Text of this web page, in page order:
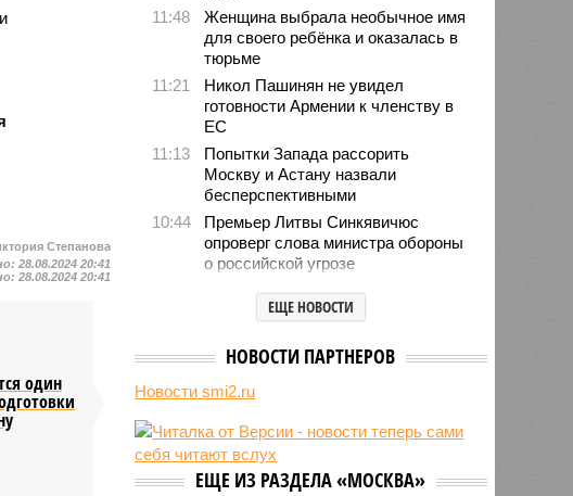
Степанова
28.08.2024 20:41
28.08.2024 20:41
один
11:48
Женщина выбрала необычное имя
для своего ребёнка и оказалась в
тюрьме
11:21
Никол Пашинян не увидел
готовности Армении к членству в
ЕС
11:13
Попытки Запада рассорить
Москву и Астану назвали
бесперспективными
10:44
Премьер Литвы Синкявичюс
опроверг слова министра обороны
о российской угрозе
Украинскому кандидату в конгресс
США запретили приходить на
10:33
Аргентина и Мексика поддержали
попыткой продать долю ЧМ
10:28
Крупнейшие финансовые
компании США на Уолл-стрит
подверглись массированной
кибератаке
ЕЩЕ НОВОСТИ
НОВОСТИ ПАРТНЕРОВ
Новости smi2.ru
ЕЩЕ ИЗ РАЗДЕЛА «МОСКВА»